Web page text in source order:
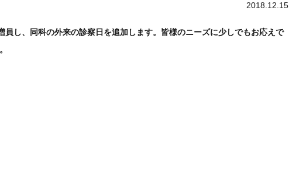
2018.12.15
し、同科の外来の診察日を追加します。皆様のニーズに少しでもお応えで